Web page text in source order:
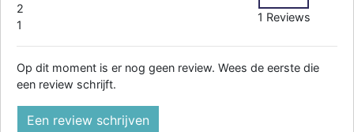
2
1
1 Reviews
Op dit moment is er nog geen review. Wees de eerste die
een review schrijft.
Een review schrijven